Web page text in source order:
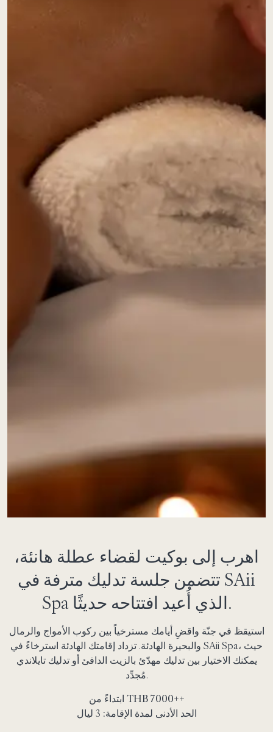
اهرب إلى بوكيت لقضاء عطلة هانئة،
تتضمن جلسة تدليك مترفة في SAii
Spa الذي أُعيد افتتاحه حديثًا.
استيقظ في جنّة واقضِ أيامك مسترخياً بين ركوب الأمواج والرمال
والبحيرة الهادئة. تزداد إقامتك الهادئة استرخاءً في SAii Spa، حيث
يمكنك الاختيار بين تدليك مهدّئ بالزيت الدافئ أو تدليك تايلاندي
مُجدِّد.
ابتداءً من THB 7000++
الحد الأدنى لمدة الإقامة: